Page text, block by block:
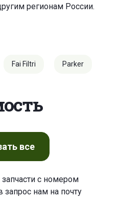
регионам России.
Fai Filtri Parker
все
с номером
нам на почту